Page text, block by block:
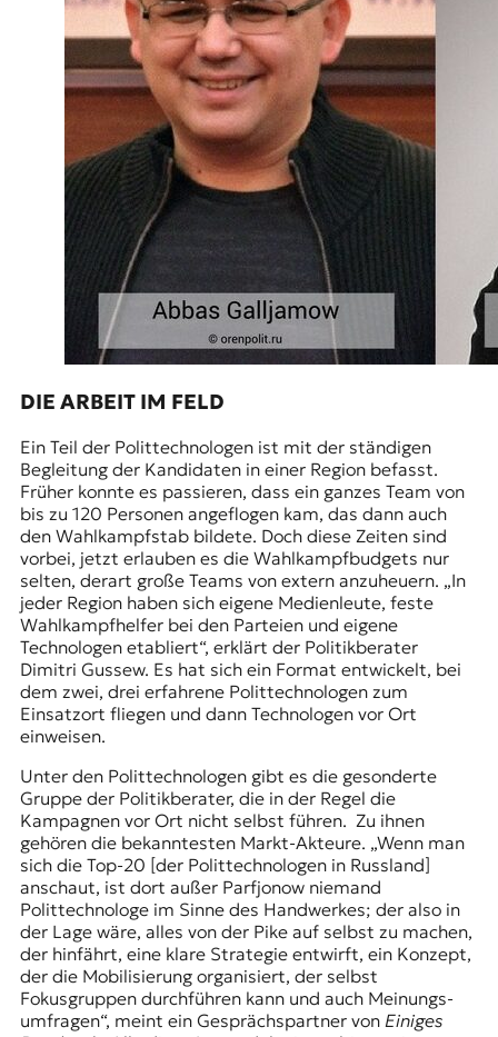
DIE ARBEIT IM FELD
Ein Teil der Polittechnologen ist mit der ständigen
Begleitung der Kandidaten in einer Region befasst.
Früher konnte es passieren, dass ein ganzes Team von
bis zu 120 Personen angeflogen kam, das dann auch
den Wahlkampfstab bildete. Doch diese Zeiten sind
vorbei, jetzt erlauben es die Wahlkampfbudgets nur
selten, derart große Teams von extern anzuheuern. „In
jeder Region haben sich eigene Medienleute, feste
Wahlkampfhelfer bei den Parteien und eigene
Technologen etabliert“, erklärt der Politikberater
Dimitri Gussew. Es hat sich ein Format entwickelt, bei
dem zwei, drei erfahrene Polittechnologen zum
Einsatzort fliegen und dann Technologen vor Ort
einweisen.
Unter den Polittechnologen gibt es die gesonderte
Gruppe der Politikberater, die in der Regel die
Kampagnen vor Ort nicht selbst führen. Zu ihnen
gehören die bekanntesten Markt-Akteure. „Wenn man
sich die Top-20 [der Polittechnologen in Russland]
anschaut, ist dort außer Parfjonowniemand
Polittechnologe im Sinne des Handwerkes; der also in
der Lage wäre, alles von der Pike auf selbst zu machen,
der hinfährt, eine klare Strategie entwirft, ein Konzept,
der die Mobilisierung organisiert, der selbst
Fokusgruppen durchführen kann und auch Meinungs­
umfragen“, meint ein Gesprächspartner von Einiges